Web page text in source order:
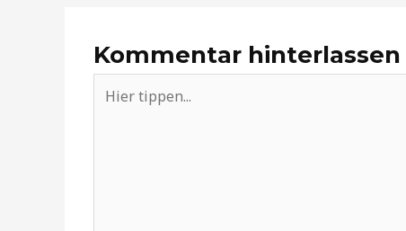
Kommentar hinterlassen
tippen...